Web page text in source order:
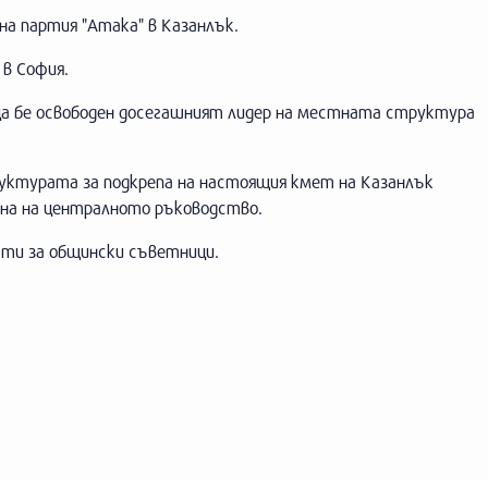
партия "Атака" в Казанлък.
София.
бе освободен досегашният лидер на местната структура
за подкрепа на настоящия кмет на Казанлък
на централното ръководство.
за общински съветници.